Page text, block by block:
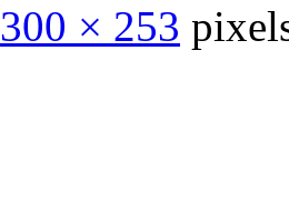
300 × 253